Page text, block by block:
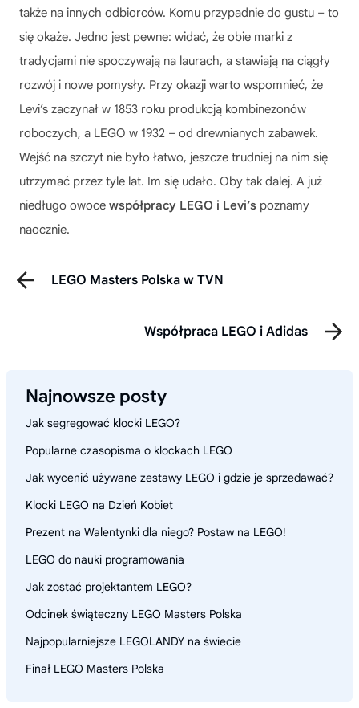
także na innych odbiorców. Komu przypadnie do gustu – to
się okaże. Jedno jest pewne: widać, że obie marki z
tradycjami nie spoczywają na laurach, a stawiają na ciągły
rozwój i nowe pomysły. Przy okazji warto wspomnieć, że
Levi’s zaczynał w 1853 roku produkcją kombinezonów
roboczych, a LEGO w 1932 – od drewnianych zabawek.
Wejść na szczyt nie było łatwo, jeszcze trudniej na nim się
utrzymać przez tyle lat. Im się udało. Oby tak dalej. A już
niedługo owoce współpracy LEGO i Levi’s poznamy
naocznie.
LEGO Masters Polska w TVN
Współpraca LEGO i Adidas
Najnowsze posty
Jak segregować klocki LEGO?
Popularne czasopisma o klockach LEGO
Jak wycenić używane zestawy LEGO i gdzie je sprzedawać?
Klocki LEGO na Dzień Kobiet
Prezent na Walentynki dla niego? Postaw na LEGO!
LEGO do nauki programowania
Jak zostać projektantem LEGO?
Odcinek świąteczny LEGO Masters Polska
Najpopularniejsze LEGOLANDY na świecie
Finał LEGO Masters Polska